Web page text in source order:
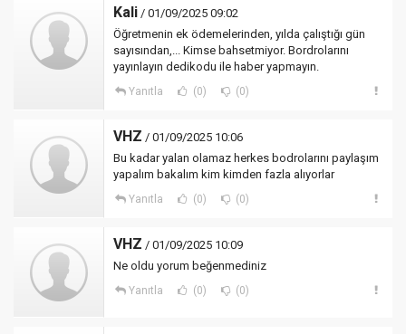
Kali / 01/09/2025 09:02
Öğretmenin ek ödemelerinden, yılda çalıştığı gün
sayısından,... Kimse bahsetmiyor. Bordrolarını
yayınlayın dedikodu ile haber yapmayın.
Yanıtla (0) (0)
VHZ / 01/09/2025 10:06
Bu kadar yalan olamaz herkes bodrolarını paylaşım
yapalım bakalım kim kimden fazla alıyorlar
Yanıtla (0) (0)
VHZ / 01/09/2025 10:09
Ne oldu yorum beğenmediniz
Yanıtla (0) (0)